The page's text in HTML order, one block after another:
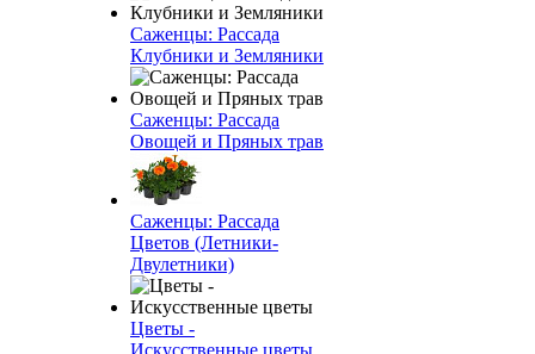
Саженцы: Рассада
Клубники и Земляники
Саженцы: Рассада
Овощей и Пряных трав
Саженцы: Рассада
Цветов (Летники-
Двулетники)
Цветы -
Искусственные цветы